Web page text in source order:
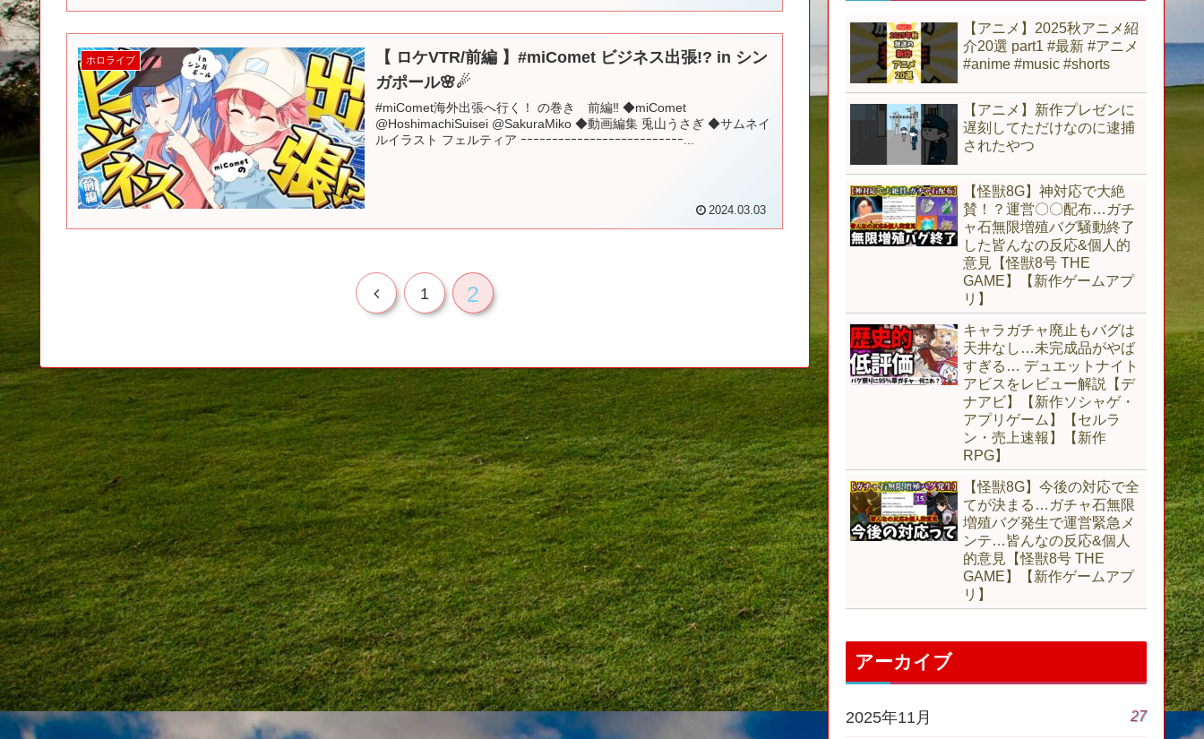
ホロライブ
【 ロケVTR/前編 】#miComet ビジネス出張!? in シン
ガポール🌸☄
#miComet海外出張へ行く！ の巻き 前編‼ ◆miComet
@HoshimachiSuisei @SakuraMiko ◆動画編集 兎山うさぎ ◆サムネイ
ルイラスト フェルティア ｰｰｰｰｰｰｰｰｰｰｰｰｰｰｰｰｰｰｰｰｰｰｰｰｰｰ...
2024.03.03
前 1 2
【アニメ】2025秋アニメ紹
介20選 part1 #最新 #アニメ
#anime #music #shorts
【アニメ】新作プレゼンに
遅刻してただけなのに逮捕
されたやつ
【怪獣8G】神対応で大絶
賛！？運営〇〇配布…ガチ
ャ石無限増殖バグ騒動終了
した皆んなの反応&個人的
意見【怪獣8号 THE
GAME】【新作ゲームアプ
リ】
キャラガチャ廃止もバグは
天井なし…未完成品がやば
すぎる… デュエットナイト
アビスをレビュー解説【デ
ナアビ】【新作ソシャゲ・
アプリゲーム】【セルラ
ン・売上速報】【新作
RPG】
【怪獣8G】今後の対応で全
てが決まる…ガチャ石無限
増殖バグ発生で運営緊急メ
ンテ…皆んなの反応&個人
的意見【怪獣8号 THE
GAME】【新作ゲームアプ
リ】
アーカイブ
2025年11月 27